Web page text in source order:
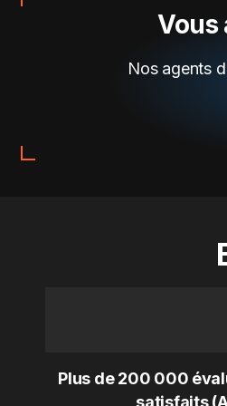
Vous
Nos agents
Plus de 200 000
satisfaits